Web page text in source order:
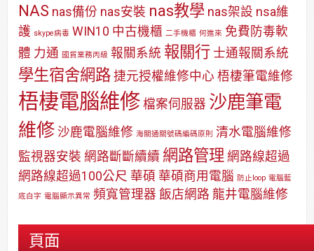
NAS nas備份 nas安裝 nas教學 nas架設 nsa維
護 skype病毒 WIN10 中古機櫃 二手機櫃 何進來 免費防毒軟
體 力通 國貿業務丙級 報關系統 報關行 士通報關系統
學生宿舍網路 捷元授權維修中心 梧棲筆電維修
梧棲電腦維修 檔案伺服器 沙鹿筆電
維修 沙鹿電腦維修 海關通關號碼編碼原則 清水電腦維修
監視器安裝 網路斷斷續續 網路管理 網路線超過
網路線超過100公尺 華碩 華碩商用電腦 防止loop 電腦藍
底白字 電腦顯示異常 頻寬管理器 飯店網路 龍井電腦維修
頁面